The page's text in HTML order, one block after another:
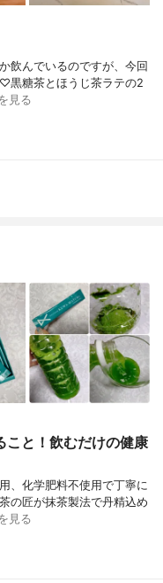
飲んでいるのですが、今回
黒糖茶とほうじ茶ラテの2
見る
こと！飲むだけの健康
、化学肥料不使用で丁寧に
の匠が抹茶製法で丹精込め
見る